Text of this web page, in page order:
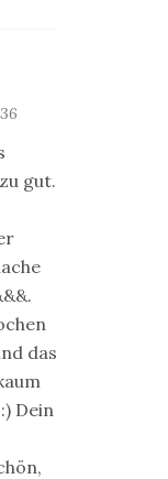
gut.
das
Dein